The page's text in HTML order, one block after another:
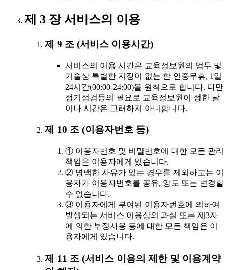
제 3 장 서비스의 이용
제 9 조 (서비스 이용시간)
서비스의 이용 시간은 교육정보원의 업무 및
기술상 특별한 지장이 없는 한 연중무휴, 1일
24시간(00:00-24:00)을 원칙으로 합니다. 다만
정기점검등의 필요로 교육정보원이 정한 날
이나 시간은 그러하지 아니합니다.
제 10 조 (이용자번호 등)
① 이용자번호 및 비밀번호에 대한 모든 관리
책임은 이용자에게 있습니다.
② 명백한 사유가 있는 경우를 제외하고는 이
용자가 이용자번호를 공유, 양도 또는 변경할
수 없습니다.
③ 이용자에게 부여된 이용자번호에 의하여
발생되는 서비스 이용상의 과실 또는 제3자
에 의한 부정사용 등에 대한 모든 책임은 이
용자에게 있습니다.
제 11 조 (서비스 이용의 제한 및 이용계약